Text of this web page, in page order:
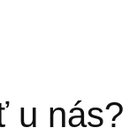
u nás?